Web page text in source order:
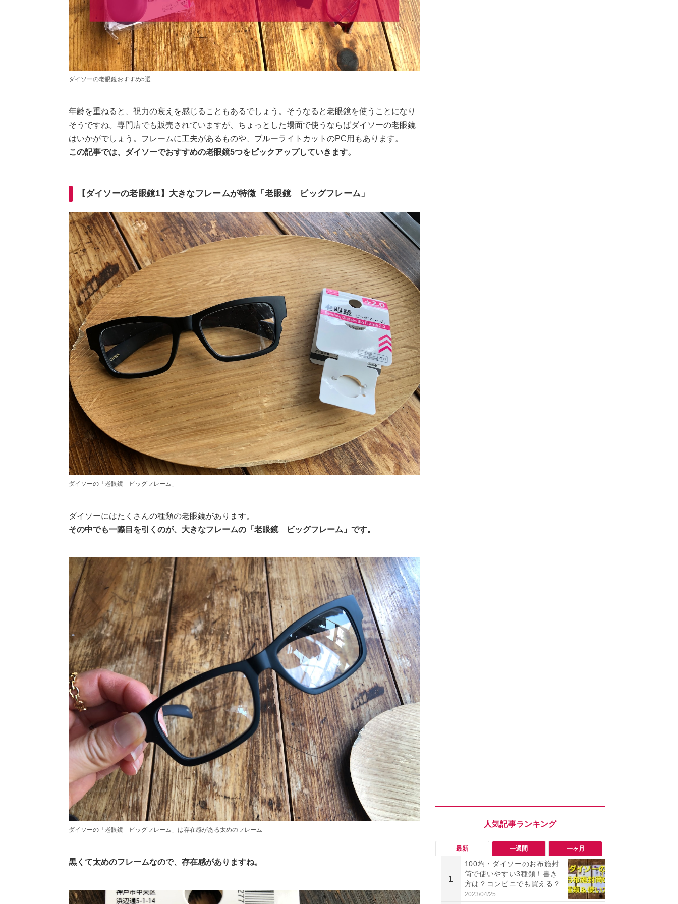
ダイソーの老眼鏡おすすめ5選
年齢を重ねると、視力の衰えを感じることもあるでしょう。そうなると老眼鏡を使うことになり
そうですね。専門店でも販売されていますが、ちょっとした場面で使うならばダイソーの老眼鏡
はいかがでしょう。フレームに工夫があるものや、ブルーライトカットのPC用もあります。
この記事では、ダイソーでおすすめの老眼鏡5つをピックアップしていきます。
【ダイソーの老眼鏡1】大きなフレームが特徴「老眼鏡 ビッグフレーム」
ダイソーの「老眼鏡 ビッグフレーム」
ダイソーにはたくさんの種類の老眼鏡があります。
その中でも一際目を引くのが、大きなフレームの「老眼鏡 ビッグフレーム」です。
ダイソーの「老眼鏡 ビッグフレーム」は存在感がある太めのフレーム
黒くて太めのフレームなので、存在感がありますね。
最新 一週間 一ヶ月
1
100均・ダイソーのお布施封
筒で使いやすい3種類！書き
方は？コンビニでも買える？
2023/04/25